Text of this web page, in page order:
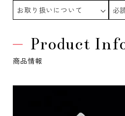
お取り扱いについて
必
Product
商品情報